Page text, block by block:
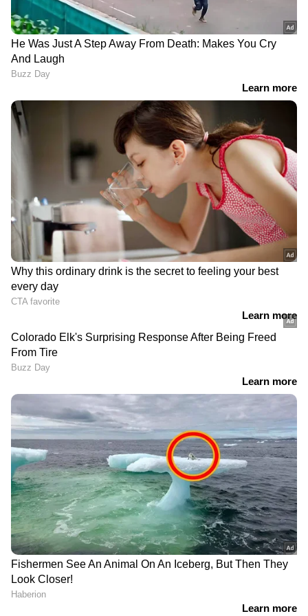
ഇതിന് പിന്നാലെ ഈ കേസിൽ പ്രതിയായ
അഭിനവിന് വീടിന് സമീപത്ത് വെച്ച്
മർദ്ദനമേറ്റിരുന്നു. പേരാമ്പ്രയിലെ വീടിന്
സമീപത്ത് വച്ച് രാത്രയോടെയായിരുന്നു
ആക്രമണം. ആക്രമണത്തില്‍ അഭിനവിന്
ഗുരുതരമായി പരിക്കേറ്റിരുന്നു. ആണി തറച്ച
DOWNLOAD APP
കേരളത്തിലെ എല്ലാ വാർത്തകൾ
News
അറിയാൻ എപ്പോഴും ഏഷ്യാനെറ്റ്
ന്യൂസ് വാർത്തകൾ.Malayalam News
തത്സമയ അപ്‌ഡേറ്റുകളും ആഴത്തിലുള്ള
വിശകലനവും സമഗ്രമായ റിപ്പോർട്ടിംഗും —
എല്ലാം ഒരൊറ്റ സ്ഥലത്ത്. ഏത് സമയത്തും,
എവിടെയും വിശ്വസനീയമായ വാർത്തകൾ
ലഭിക്കാൻAsianet News Malayalam
RECOMMENDED STORIES